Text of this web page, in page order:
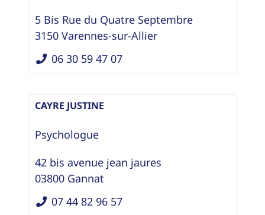
5 Bis Rue du Quatre Septembre
3150 Varennes-sur-Allier
06 30 59 47 07
CAYRE JUSTINE
Psychologue
42 bis avenue jean jaures
03800 Gannat
07 44 82 96 57